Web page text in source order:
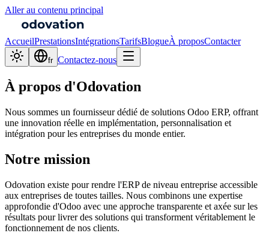
Aller au contenu principal
AccueilPrestationsIntégrationsTarifsBlogueÀ proposContacter
fr Contactez-nous
À propos d'Odovation
Nous sommes un fournisseur dédié de solutions Odoo ERP, offrant
une innovation réelle en implémentation, personnalisation et
intégration pour les entreprises du monde entier.
Notre mission
Odovation existe pour rendre l'ERP de niveau entreprise accessible
aux entreprises de toutes tailles. Nous combinons une expertise
approfondie d'Odoo avec une approche transparente et axée sur les
résultats pour livrer des solutions qui transforment véritablement le
fonctionnement de nos clients.